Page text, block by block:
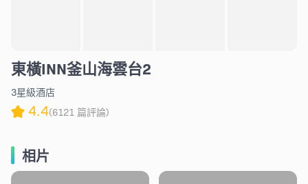
東橫INN釜山海雲台2
3星級酒店
4.4(6121 篇評論)
相片